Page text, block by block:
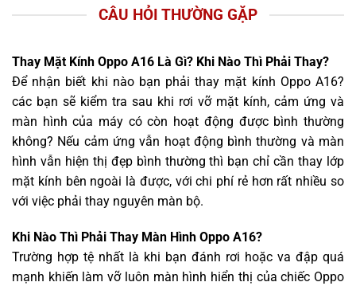
CÂU HỎI THƯỜNG GẶP
Thay Mặt Kính Oppo A16 Là Gì? Khi Nào Thì Phải Thay?
Để nhận biết khi nào bạn phải thay mặt kính Oppo A16?
các bạn sẽ kiểm tra sau khi rơi vỡ mặt kính, cảm ứng và
màn hình của máy có còn hoạt động được bình thường
không? Nếu cảm ứng vẫn hoạt động bình thường và màn
hình vẫn hiện thị đẹp bình thường thì bạn chỉ cần thay lớp
mặt kính bên ngoài là được, với chi phí rẻ hơn rất nhiều so
với việc phải thay nguyên màn bộ.
Khi Nào Thì Phải Thay Màn Hình Oppo A16?
Trường hợp tệ nhất là khi bạn đánh rơi hoặc va đập quá
mạnh khiến làm vỡ luôn màn hình hiển thị của chiếc Oppo